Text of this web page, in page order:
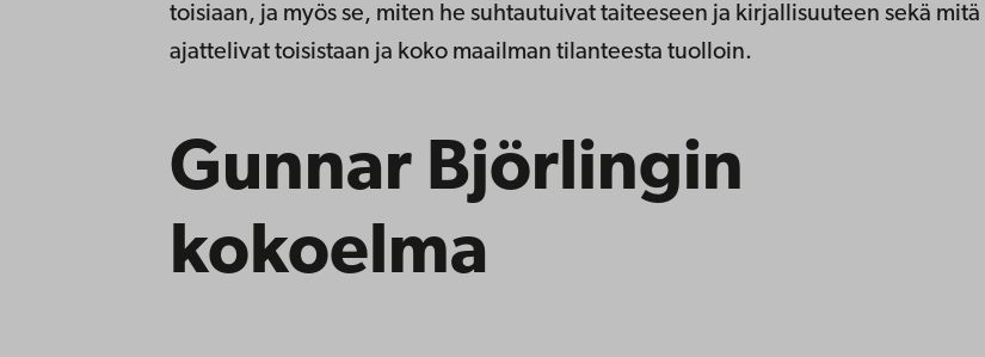
toisiaan, ja myös se, miten he suhtautuivat taiteeseen ja kirjallisuuteen sekä mitä
ajattelivat toisistaan ja koko maailman tilanteesta tuolloin.
Gunnar Björlingin
kokoelma